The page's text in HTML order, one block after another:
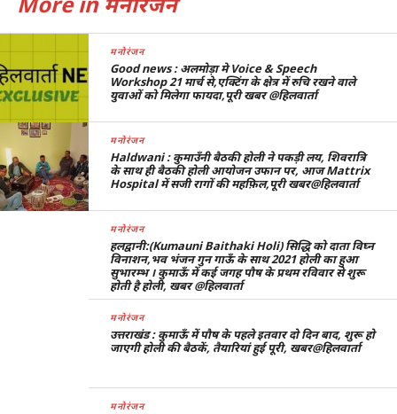
मनोरंजन
Good news : अलमोड़ा मे Voice & Speech
Workshop 21 मार्च से,एक्टिंग के क्षेत्र में रुचि रखने वाले
युवाओं को मिलेगा फायदा,पूरी खबर @हिलवार्ता
मनोरंजन
Haldwani : कुमाउँनी बैठकी होली ने पकड़ी लय, शिवरात्रि
के साथ ही बैठकी होली आयोजन उफान पर, आज Mattrix
Hospital में सजी रागों की महफ़िल,पूरी खबर@हिलवार्ता
मनोरंजन
हलद्वानी:(Kumauni Baithaki Holi) सिद्धि को दाता विघ्न
विनाशन,भव भंजन गुन गाऊँ के साथ 2021 होली का हुआ
सुभारम्भ । कुमाऊँ में कई जगह पौष के प्रथम रविवार से शुरू
होती है होली, खबर @हिलवार्ता
मनोरंजन
उत्तराखंड : कुमाऊँ में पौष के पहले इतवार दो दिन बाद, शुरू हो
जाएगी होली की बैठकें, तैयारियां हुई पूरी, खबर@हिलवार्ता
मनोरंजन